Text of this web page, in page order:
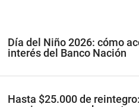
Día del Niño 2026: cómo
interés del Banco Nación
Hasta $25.000 de